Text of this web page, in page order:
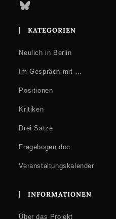
Bluesky
KATEGORIEN
Neulich in Berlin
Im Gespräch mit …
Positionen
Kritiken
Drei Sätze
Fragebogen.doc
Veranstaltungskalender
INFORMATIONEN
Über das Projekt